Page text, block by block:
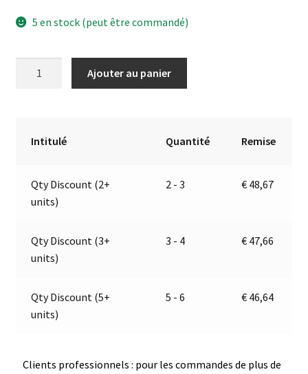
5 en stock (peut être commandé)
Jokon
06065
Ajouter au panier
Intitulé Quantité Remise
Qty Discount (2+
units)
2 - 3 € 48,67
Qty Discount (3+
units)
3 - 4 € 47,66
Qty Discount (5+
units)
5 - 6 € 46,64
Clients professionnels : pour les commandes de plus de